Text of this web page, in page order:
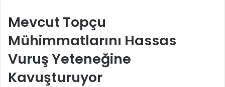
Mevcut Topçu
Mühimmatlarını Hassas
Vuruş Yeteneğine
Kavuşturuyor